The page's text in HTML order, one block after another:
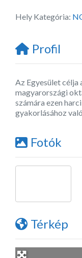
Hely Kategória:
Profil
Az Egyesület célja
magyarországi
számára ezen
gyakorlásához
Fotók
Térkép